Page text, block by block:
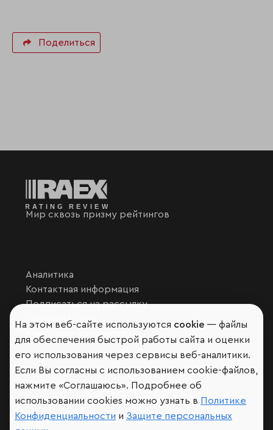
Поделиться
Мир сквозь призму рейтингов
Аналитика
Контактная информация
Подписаться на рассылку
Обратная связь
Участники рэнкингов
Мы в социальных сетях и мессенджерах
VK
RAEX Образование – Telegram,Max
RAEX Sustainability –Telegram,Max
Защита персональных данных
На этом веб-сайте используются cookie — файлы
для обеспечения быстрой работы сайта и оценки
его использования через сервисы веб-аналитики.
Если Вы согласны с использованием cookie-файлов,
нажмите «Соглашаюсь». Подробнее об
использовании cookies можно узнать в Политике
Конфиденциальности и Защите персональных